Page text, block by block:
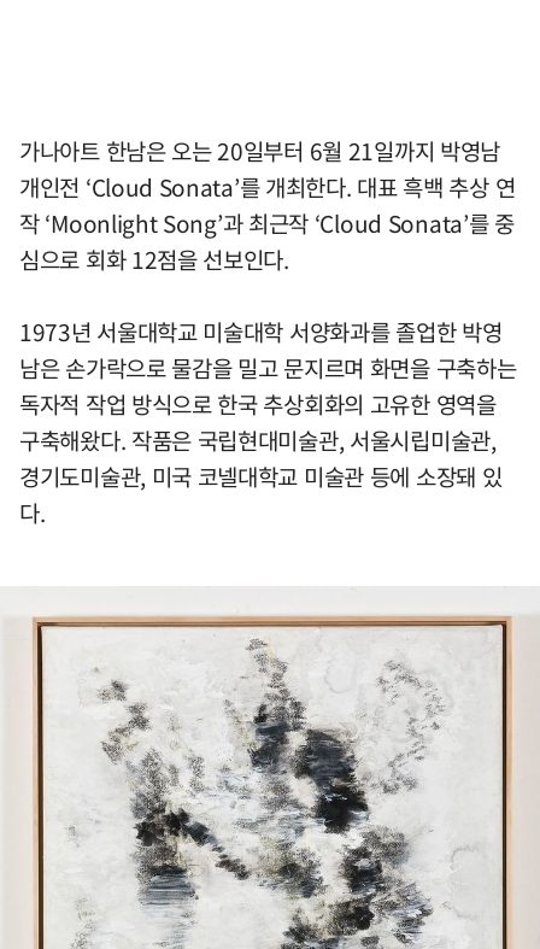
가나아트 한남은 오는 20일부터 6월 21일까지 박영남
개인전 ‘Cloud Sonata’를 개최한다. 대표 흑백 추상 연
작 ‘Moonlight Song’과 최근작 ‘Cloud Sonata’를 중
심으로 회화 12점을 선보인다.
1973년 서울대학교 미술대학 서양화과를 졸업한 박영
남은 손가락으로 물감을 밀고 문지르며 화면을 구축하는
독자적 작업 방식으로 한국 추상회화의 고유한 영역을
구축해왔다. 작품은 국립현대미술관, 서울시립미술관,
경기도미술관, 미국 코넬대학교 미술관 등에 소장돼 있
다.